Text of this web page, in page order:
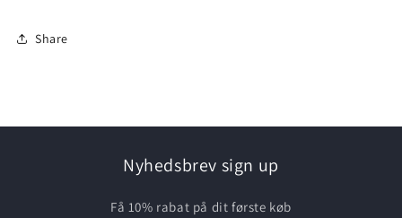
Share
Nyhedsbrev sign up
Få 10% rabat på dit første køb